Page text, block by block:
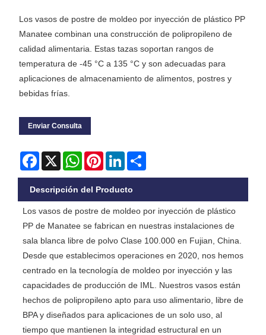
Los vasos de postre de moldeo por inyección de plástico PP
Manatee combinan una construcción de polipropileno de
calidad alimentaria. Estas tazas soportan rangos de
temperatura de -45 °C a 135 °C y son adecuadas para
aplicaciones de almacenamiento de alimentos, postres y
bebidas frías.
Enviar Consulta
Facebook
X WhatsAppPinterestLinkedIn
Descripción del Producto
Los vasos de postre de moldeo por inyección de plástico
PP de Manatee se fabrican en nuestras instalaciones de
sala blanca libre de polvo Clase 100.000 en Fujian, China.
Desde que establecimos operaciones en 2020, nos hemos
centrado en la tecnología de moldeo por inyección y las
capacidades de producción de IML. Nuestros vasos están
hechos de polipropileno apto para uso alimentario, libre de
BPA y diseñados para aplicaciones de un solo uso, al
tiempo que mantienen la integridad estructural en un